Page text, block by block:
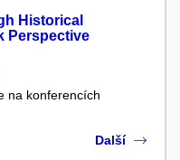
Historical
Perspective
na konferencích
Další